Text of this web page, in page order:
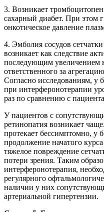
3. Возникает
сахарный диабет. При этом
онкотическое давление
4. Эмболия сосудов
возникает как следствие
последующим увеличением
ответственного за
Согласно исследованиям, у
при интерферонотерапии
раз по сравнению с
У пациентов с
ретинопатия возникает
протекает бессимптомно, у
продолжение начатого
тяжелое повреждение
потери зрения. Таким
интерферонотерапия,
регулярного
наличии у них
артериальной гипертензии.